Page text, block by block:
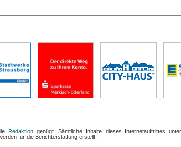
Redaktiongenügt. Sämtliche Inhalte dieses Internetauftrittes
für die Berichterstattung erstellt.